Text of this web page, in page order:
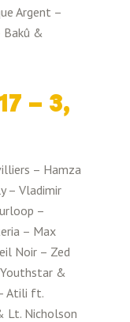
Argent –
Bakû &
– 3,
– Hamza
– Vladimir
–
– Max
Noir – Zed
&
Atili ft.
Lt. Nicholson